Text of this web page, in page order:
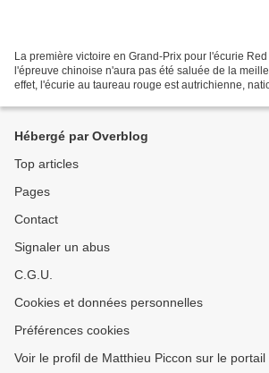
La première victoire en Grand-Prix pour l'écurie
l'épreuve chinoise n'aura pas été saluée de la
effet, l'écurie au taureau rouge est autrichienne,
Hébergé par Overblog
Top articles
Pages
Contact
Signaler un abus
C.G.U.
Cookies et données personnelles
Préférences cookies
Voir le profil de Matthieu Piccon sur le portail